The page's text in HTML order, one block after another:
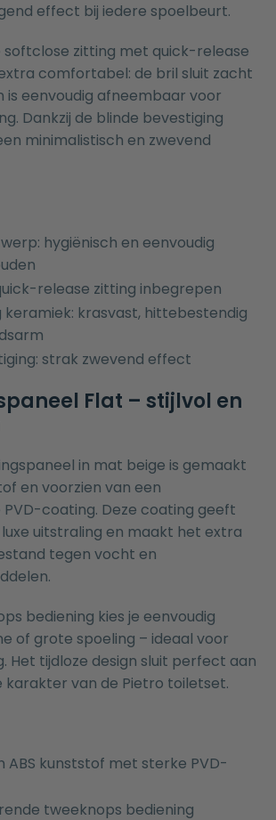
effect bij iedere spoelbeurt.
softclose zitting met quick-release
comfortabel: de bril sluit zacht
is eenvoudig afneembaar voor
Dankzij de blinde bevestiging
minimalistisch en zwevend
hygiënisch en eenvoudig
release zitting inbegrepen
keramiek: krasvast, hittebestendig
strak zwevend effect
Flat – stijlvol en
in mat beige is gemaakt
en voorzien van een
coating. Deze coating geeft
uitstraling en maakt het extra
tegen vocht en
bediening kies je eenvoudig
of grote spoeling – ideaal voor
Het tijdloze design sluit perfect aan
karakter van de Pietro toiletset.
ABS kunststof met sterke PVD-
tweeknops bediening